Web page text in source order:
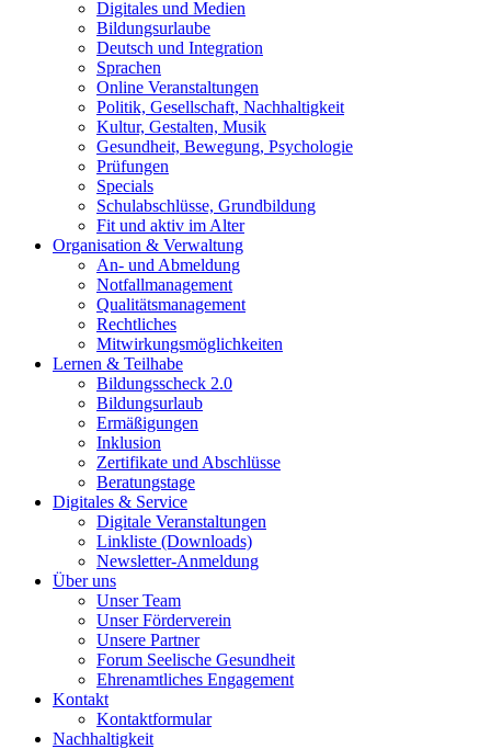
Digitales und Medien
Bildungsurlaube
Deutsch und Integration
Sprachen
Online Veranstaltungen
Politik, Gesellschaft, Nachhaltigkeit
Kultur, Gestalten, Musik
Gesundheit, Bewegung, Psychologie
Prüfungen
Specials
Schulabschlüsse, Grundbildung
Fit und aktiv im Alter
Organisation & Verwaltung
An- und Abmeldung
Notfallmanagement
Qualitätsmanagement
Rechtliches
Mitwirkungsmöglichkeiten
Lernen & Teilhabe
Bildungsscheck 2.0
Bildungsurlaub
Ermäßigungen
Inklusion
Zertifikate und Abschlüsse
Beratungstage
Digitales & Service
Digitale Veranstaltungen
Linkliste (Downloads)
Newsletter-Anmeldung
Über uns
Unser Team
Unser Förderverein
Unsere Partner
Forum Seelische Gesundheit
Ehrenamtliches Engagement
Kontakt
Kontaktformular
Nachhaltigkeit